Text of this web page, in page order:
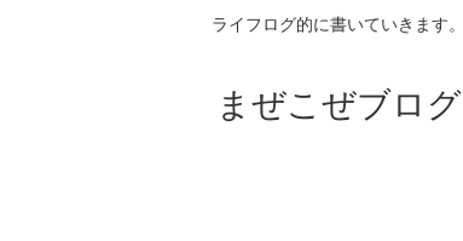
ライフログ的に書いていきます。
まぜこぜブログ